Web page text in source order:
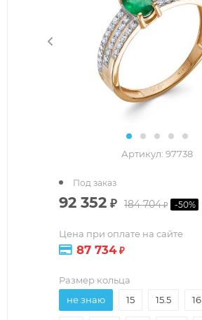
Артикул: 97738
92 352 ₽ 184 704₽ -50%
Цена при оплате на сайте
87 734₽
Под заказ
Размер кольца
не знаю
15 15.5 16